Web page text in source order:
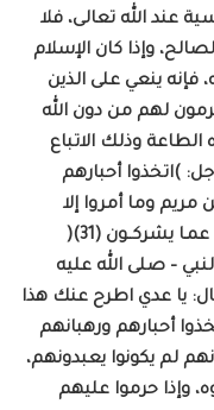
عند الله تعالى، فلا
وإذا كان الإسلام
ينعي على الذين
لهم من دون الله
وذلك الاتباع
)اتخذوا أحبارهم
مريم وما أمروا إلا
ليعبـدوا إلهـا واحـدا لا إلـه إلا هـو سبحانـه عمـا يشركــون (31)(
– صلى الله عليه
يا عدي اطرح عنك هذا
أحبارهم ورهبانهم
٣١)، قال: أما إنهم لم يكونوا يعبدونهم،
وإذا حرموا عليهم